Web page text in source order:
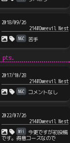
2018/09/26
214#Dweevil Nest
NGC 苦手
pts.
2017/10/28
214#Dweevil Nest
NGC コメントなし
2022/07/26
214#Dweevil Nest
Wii
今更ですが初投稿
です。得意コースなので